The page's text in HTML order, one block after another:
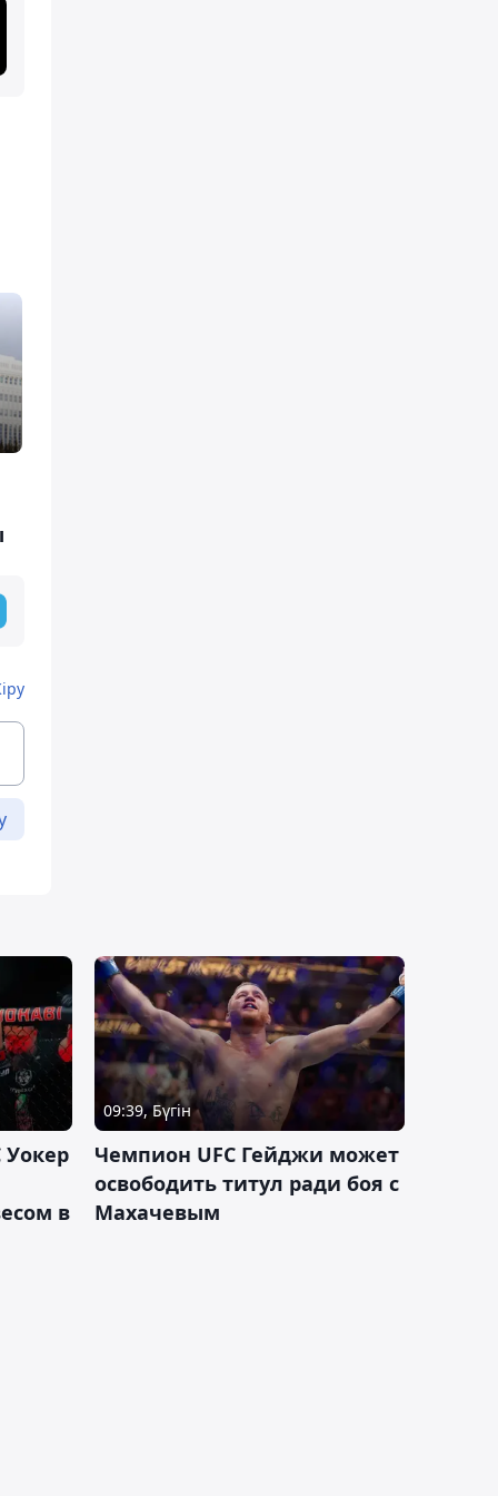
Уокер
в
09:39, Бүгін
Чемпион UFC Гейджи может
освободить титул ради боя с
Махачевым